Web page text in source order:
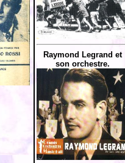
Raymond Legrand et
son orchestre.